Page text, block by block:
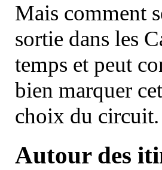
Mais comment
sortie dans les
temps et peut
bien marquer
choix du circuit.
Autour des